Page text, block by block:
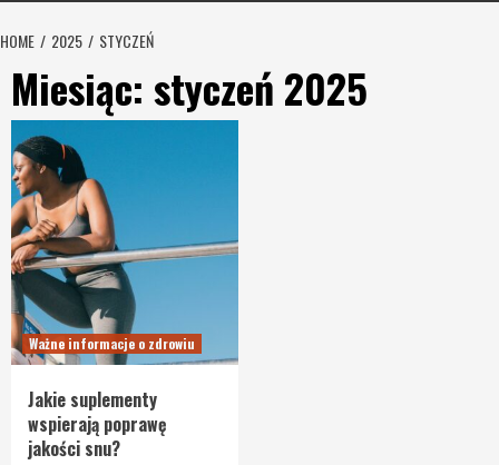
HOME 2025 STYCZEŃ
Miesiąc: styczeń 2025
Ważne informacje o zdrowiu
Jakie suplementy
wspierają poprawę
jakości snu?